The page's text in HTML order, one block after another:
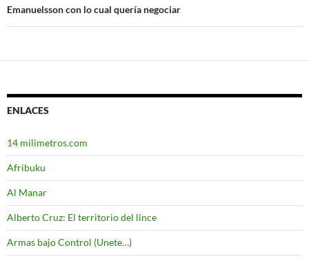
Emanuelsson con lo cual quería negociar
ENLACES
14 milimetros.com
Afribuku
Al Manar
Alberto Cruz: El territorio del lince
Armas bajo Control (Unete…)